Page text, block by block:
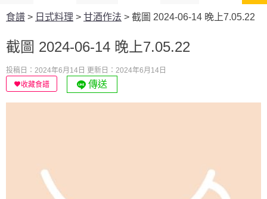
食譜 > 日式料理 > 甘酒作法 > 截圖 2024-06-14 晚上7.05.22
截圖 2024-06-14 晚上7.05.22
投稿日：2024年6月14日 更新日：2024年6月14日
收藏食譜
傳送